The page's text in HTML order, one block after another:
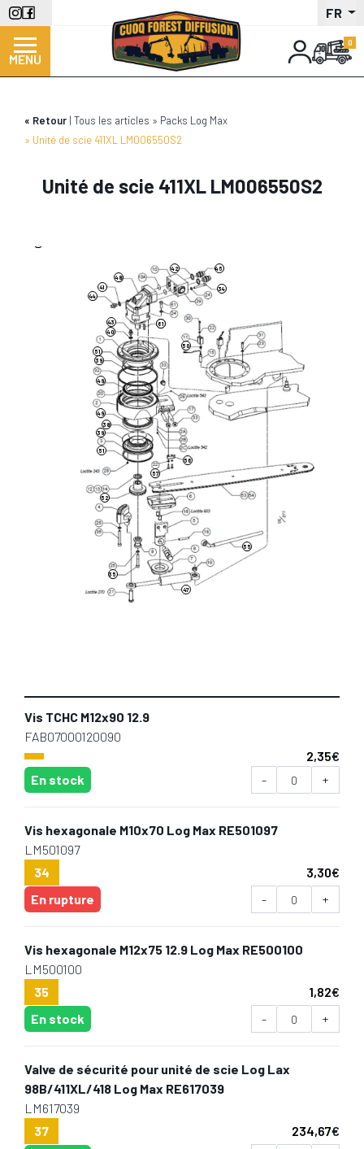
Aller
au
contenu
principal
FR
MENU
Retour Tous les articles
Packs Log Max
Unité de scie 411XL LM006550S2
Unité de scie 411XL LM006550S2
43
45
44
40
41
42
56
38
39
39
48
55
52
50
49
49
51
51
51
47
57
34
35
61
Vis TCHC M12x90 12.9
FAB07000120090
2,35€
En stock
- +
Vis hexagonale M10x70 Log Max RE501097
LM501097
34
3,30€
En rupture
- +
Vis hexagonale M12x75 12.9 Log Max RE500100
LM500100
35
1,82€
En stock
- +
Valve de sécurité pour unité de scie Log Lax
98B/411XL/418 Log Max RE617039
LM617039
37
234,67€